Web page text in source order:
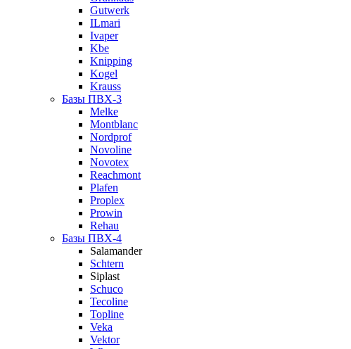
Gutwerk
ILmari
Ivaper
Kbe
Knipping
Kogel
Krauss
Базы ПВХ-3
Melke
Montblanc
Nordprof
Novoline
Novotex
Reachmont
Plafen
Proplex
Prowin
Rehau
Базы ПВХ-4
Salamander
Schtern
Siplast
Schuco
Tecoline
Topline
Veka
Vektor